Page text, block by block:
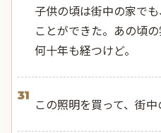
子供の頃は街中の家で
ことができた。あの頃
何十年も経つけど。
31
この照明を買って、街